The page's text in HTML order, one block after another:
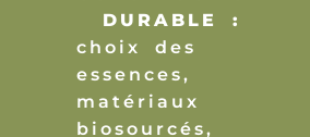
DURABLE :
choix des
essences,
matériaux
biosourcés,